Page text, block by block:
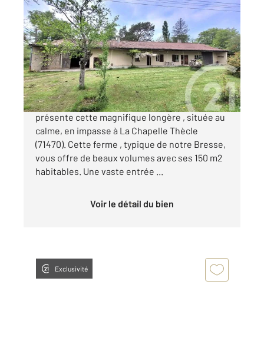
LA CHAPELLE THECLE 71
150 m2, 5 pièces
Ref : 2586
Maison à vendre
189 000 €
L' agence Century21 Cœur de Bresse vous
présente cette magnifique longère , située au
calme, en impasse à La Chapelle Thècle
(71470). Cette ferme , typique de notre Bresse,
vous offre de beaux volumes avec ses 150 m2
habitables. Une vaste entrée ...
Voir le détail du bien
Exclusivité